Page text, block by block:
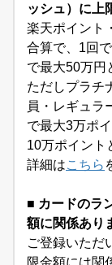
ッシュ）に上
楽天ポイント
合算で、1回
で最大50万円
ただしプラチ
員・レギュラ
で最大3万ポ
10万ポイント
詳細はこちら
■ カードのラ
額に関係あり
ご登録いただ
限金額には関